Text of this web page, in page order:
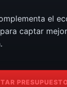
el
captar